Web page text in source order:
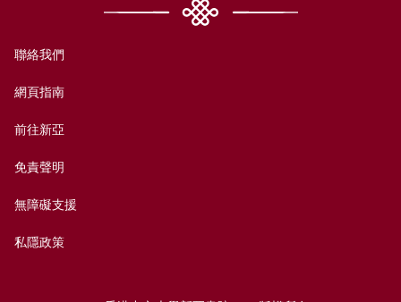
聯絡我們
網頁指南
前往新亞
免責聲明
無障礙支援
私隱政策